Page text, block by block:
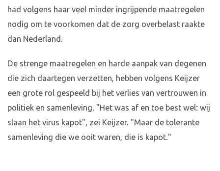
had volgens haar veel minder ingrijpende maatregelen
nodig om te voorkomen dat de zorg overbelast raakte
dan Nederland.
De strenge maatregelen en harde aanpak van degenen
die zich daartegen verzetten, hebben volgens Keijzer
een grote rol gespeeld bij het verlies van vertrouwen in
politiek en samenleving. "Het was af en toe best wel: wij
slaan het virus kapot", zei Keijzer. "Maar de tolerante
samenleving die we ooit waren, die is kapot."